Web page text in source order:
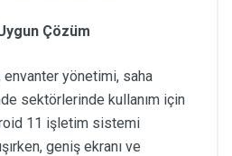
Çözüm
envanter yönetimi, saha
sektörlerinde kullanım için
11 işletim sistemi
geniş ekranı ve